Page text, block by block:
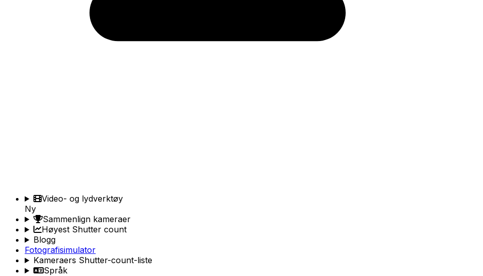
Video- og lydverktøy
Ny
Sammenlign kameraer
Høyest Shutter count
Blogg
Fotografisimulator
Kameraers Shutter-count-liste
Språk